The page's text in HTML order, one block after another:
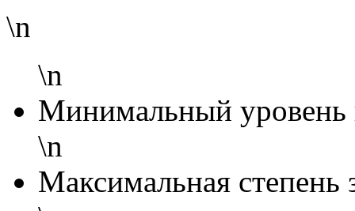
\n
\n
Минимальный уровень
\n
Максимальная степень